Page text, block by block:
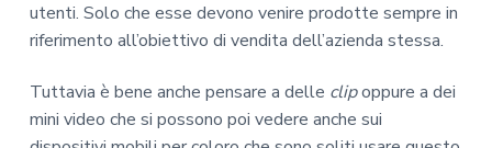
utenti. Solo che esse devono venire prodotte sempre in
riferimento all’obiettivo di vendita dell’azienda stessa.
Tuttavia è bene anche pensare a delle clipoppure a dei
mini video che si possono poi vedere anche sui